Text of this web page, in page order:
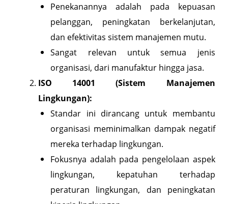
Penekanannya adalah pada kepuasan
pelanggan, peningkatan berkelanjutan,
dan efektivitas sistem manajemen mutu.
Sangat relevan untuk semua jenis
organisasi, dari manufaktur hingga jasa.
ISO 14001 (Sistem Manajemen
Lingkungan):
Standar ini dirancang untuk membantu
organisasi meminimalkan dampak negatif
mereka terhadap lingkungan.
Fokusnya adalah pada pengelolaan aspek
lingkungan, kepatuhan terhadap
peraturan lingkungan, dan peningkatan